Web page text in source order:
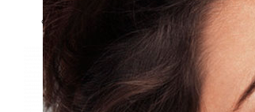
RUSSE )